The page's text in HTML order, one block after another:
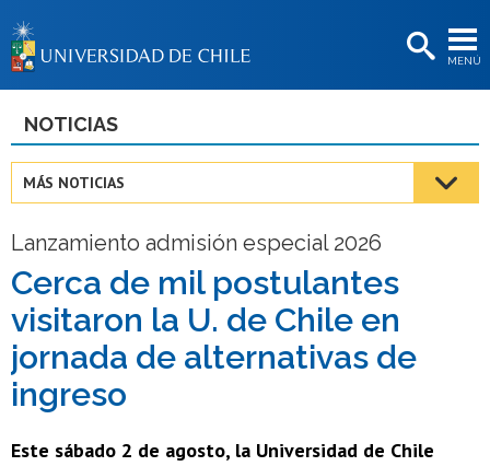
MENÚ
BIBLIOTECAS
Estudiantes
Académicas/os
Funcionarias/os
Egresadas/os
NOTICIAS
MÁS NOTICIAS
Lanzamiento admisión especial 2026
Cerca de mil postulantes
visitaron la U. de Chile en
jornada de alternativas de
ingreso
Este sábado 2 de agosto, la Universidad de Chile